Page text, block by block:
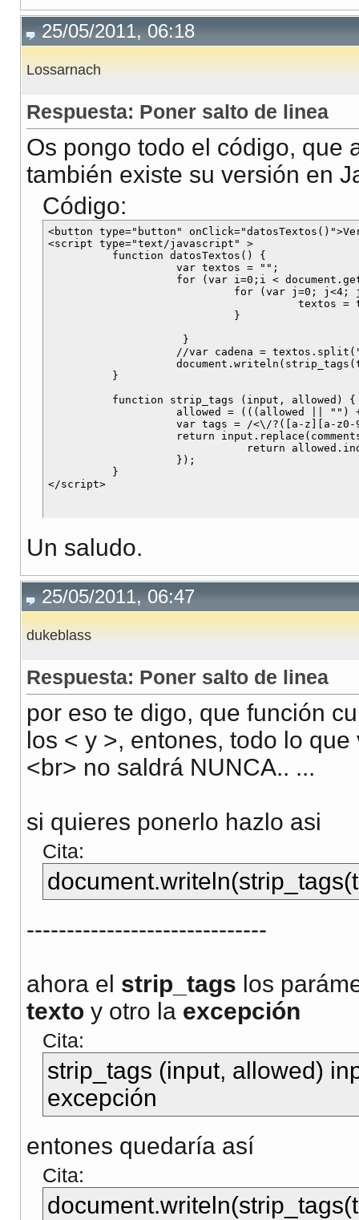
25/05/2011, 06:18
Lossarnach
Respuesta: Poner salto de linea
Os pongo todo el código, que
también existe su versión en
Código:
<button type="button"
<script type="text/javascript" >
          function datosTextos() {
                    var textos = "";
for (var i=0;i <
for (var j=0; j<4;
textos =
                             }
                     }
          }
          function strip_tags (input, allowed) {
allowed = (((allowed ||
var tags = /<\/?([a-z][a-
return
return
                    });
          }
Un saludo.
25/05/2011, 06:47
dukeblass
Respuesta: Poner salto de linea
por eso te digo, que función
los < y >, entones, todo lo
<br> no saldrá NUNCA.. ...
si quieres ponerlo hazlo asi
Cita:
------------------------------
ahora el strip_tags los
texto y otro la excepción
Cita:
strip_tags (input, allowed)
excepción
entones quedaría así
Cita: